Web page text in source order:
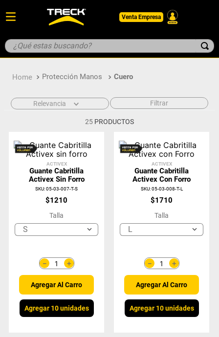
Venta Empresa
¿Qué estas buscando?
Protección Manos Cuero
Relevancia Filtrar
25 PRODUCTOS
ACTIVEX
Guante Cabritilla
Activex Sin Forro
SKU:05-03-007-T-S
$1210
Talla
S
＋
－
Agregar Al Carro
Agregar 10 unidades
ACTIVEX
Guante Cabritilla
Activex Con Forro
SKU:05-03-008-T-L
$1710
Talla
L
＋
－
Agregar Al Carro
Agregar 10 unidades
1. botin
casco